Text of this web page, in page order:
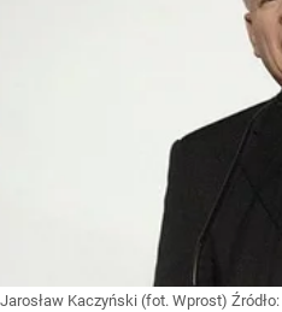
Jarosław Kaczyński (fot. Wprost) Źródło: